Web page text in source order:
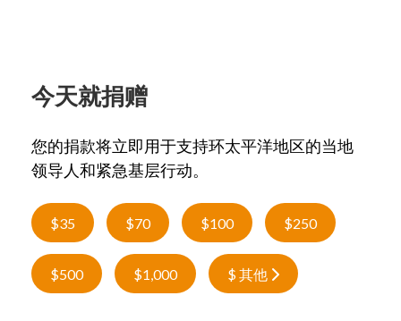
今天就捐赠
您的捐款将立即用于支持环太平洋地区的当地
领导人和紧急基层行动。
$35 $70 $100 $250
$500 $1,000 $ 其他